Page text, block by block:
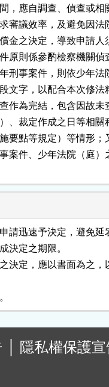
，應自調查、偵查或
審議效率，及避免因
金之決定，導致申請
原則係參酌檢察機關
刑事案件，則依少年
文字，以配合本次修法
作為完結，包含因故
、裁定作成之日等相
要點等規定）等情形
案件、少年法院（庭
請迅速予決定，避免
決定之期限。
決定，應以書面為之
隱私權保護